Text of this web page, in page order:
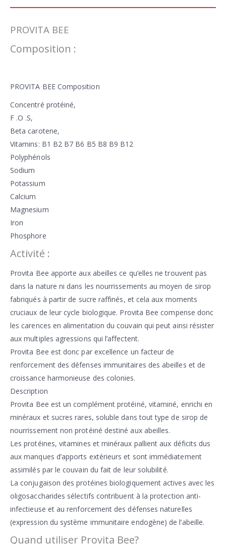
PROVITA BEE
Composition :
PROVITA BEE Composition
Concentré protéiné,
F .O .S,
Beta carotene,
Vitamins: B1 B2 B7 B6 B5 B8 B9 B12
Polyphénols
Sodium
Potassium
Calcium
Magnesium
Iron
Phosphore
Activité :
Provita Bee apporte aux abeilles ce qu’elles ne trouvent pas
dans la nature ni dans les nourrissements au moyen de sirop
fabriqués à partir de sucre raffinés, et cela aux moments
cruciaux de leur cycle biologique. Provita Bee compense donc
les carences en alimentation du couvain qui peut ainsi résister
aux multiples agressions qui l’affectent.
Provita Bee est donc par excellence un facteur de
renforcement des défenses immunitaires des abeilles et de
croissance harmonieuse des colonies.
Description
Provita Bee est un complément protéiné, vitaminé, enrichi en
minéraux et sucres rares, soluble dans tout type de sirop de
nourrissement non protéiné destiné aux abeilles.
Les protéines, vitamines et minéraux pallient aux déficits dus
aux manques d’apports extérieurs et sont immédiatement
assimilés par le couvain du fait de leur solubilité.
La conjugaison des protéines biologiquement actives avec les
oligosaccharides sélectifs contribuent à la protection anti-
infectieuse et au renforcement des défenses naturelles
(expression du système immunitaire endogène) de l’abeille.
Quand utiliser Provita Bee?